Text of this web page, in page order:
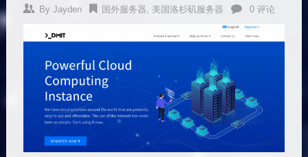
By Jayden 国外服务器, 美国洛杉矶服务器 0 评论